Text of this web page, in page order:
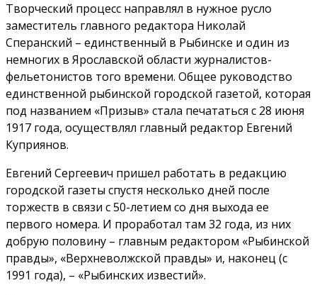
Творческий процесс направлял в нужное русло
заместитель главного редактора Николай
Сперанский – единственный в Рыбинске и один из
немногих в Ярославской области журналистов-
фельетонистов того времени. Общее руководство
единственной рыбинской городской газетой, которая
под названием «Призыв» стала печататься с 28 июня
1917 года, осуществлял главный редактор Евгений
Куприянов.
Евгений Сергеевич пришел работать в редакцию
городской газеты спустя несколько дней после
торжеств в связи с 50-летием со дня выхода ее
первого номера. И проработал там 32 года, из них
добрую половину – главным редактором «Рыбинской
правды», «Верхневолжской правды» и, наконец (с
1991 года), – «Рыбинских известий».